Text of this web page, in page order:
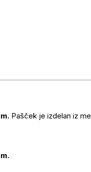
Pašček je izdelan iz